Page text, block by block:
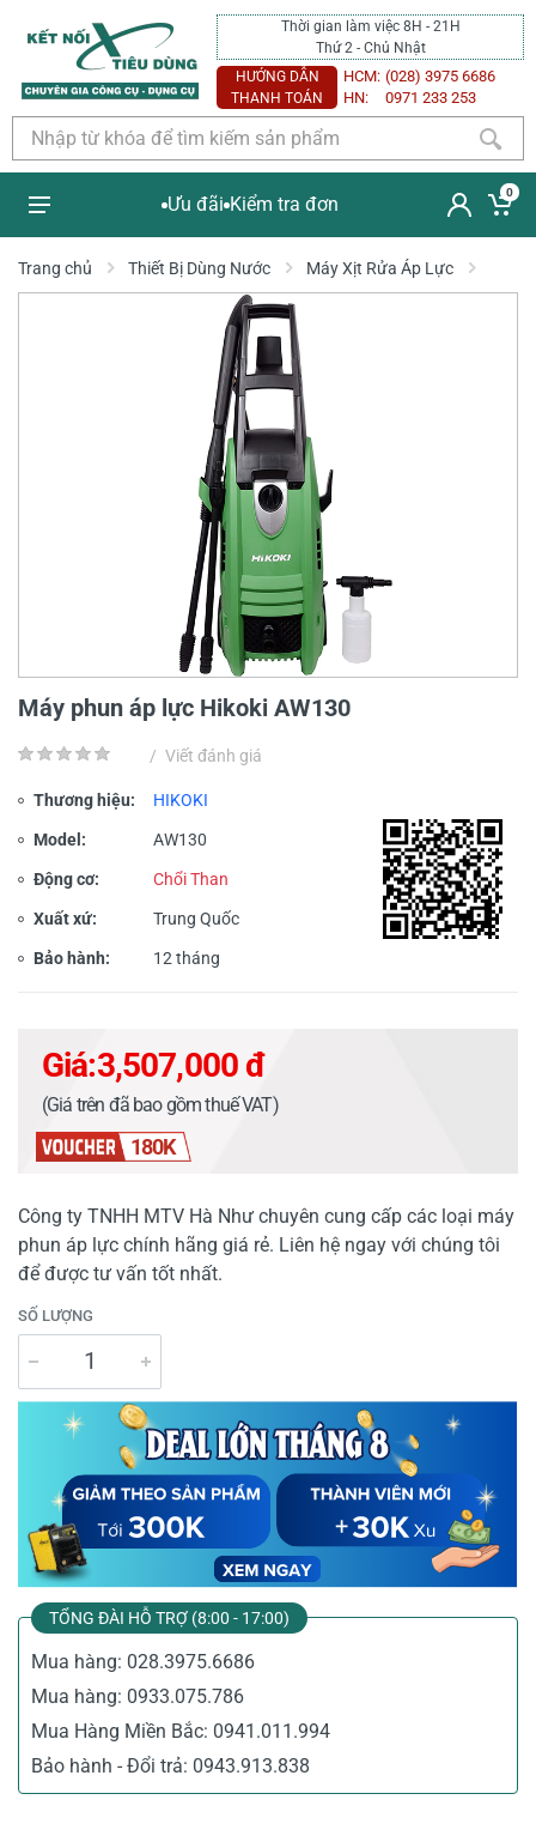
Thời gian làm việc 8H - 21H
Thứ 2 - Chủ Nhật
HƯỚNG DẪN
THANH TOÁN
HCM: (028) 3975 6686
HN:
0971 233 253
Ưu đãi Kiểm tra đơn
0
Trang chủ Thiết Bị Dùng Nước Máy Xịt Rửa Áp Lực
Máy phun áp lực Hikoki AW130
/ Viết đánh giá
Thương hiệu: HIKOKI
Model: AW130
Động cơ: Chổi Than
Xuất xứ: Trung Quốc
Bảo hành: 12 tháng
Giá:3,507,000 đ
(Giá trên đã bao gồm thuế VAT)
180K
Công ty TNHH MTV Hà Như chuyên cung cấp các loại máy
phun áp lực chính hãng giá rẻ. Liên hệ ngay với chúng tôi
để được tư vấn tốt nhất.
SỐ LƯỢNG
TỔNG ĐÀI HỖ TRỢ (8:00 - 17:00)
Mua hàng: 028.3975.6686
Mua hàng: 0933.075.786
Mua Hàng Miền Bắc: 0941.011.994
Bảo hành - Đổi trả: 0943.913.838